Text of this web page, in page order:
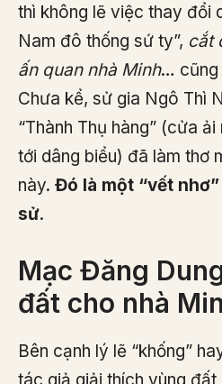
thì không lẽ việc thay đổi
Nam đô thống sứ ty”, cắt
ấn quan nhà Minh… cũng
Chưa kể, sử gia Ngô Thì
“Thành Thụ hàng” (cửa
tới dâng biểu) đã làm thơ
này. Đó là một “vết
sử.
Mạc Đăng
đất cho nhà
Bên cạnh lý lẽ “khống”